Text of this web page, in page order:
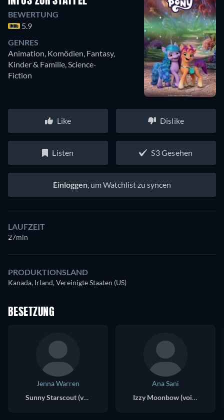
BEWERTUNG
5.9
GENRES
Animation, Komödien, Fantasy,
Kinder & Familie, Science-
Fiction
Like Dislike
Listen S3 Gesehen
Einloggen, um Watchlist zu syncen
LAUFZEIT
27min
PRODUKTIONSLAND
Kanada, Irland, Vereinigte Staaten (US)
BESETZUNG
Jenna Warren
Sunny Starscout (voice)
Ana Sani
Izzy Moonbow (voice)